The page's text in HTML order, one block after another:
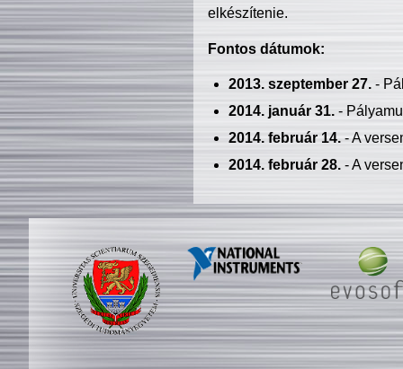
elkészítenie.
Fontos dátumok:
2013. szeptember 27.-
2014. január 31.-
2014. február 14.- A
2014. február 28.- A